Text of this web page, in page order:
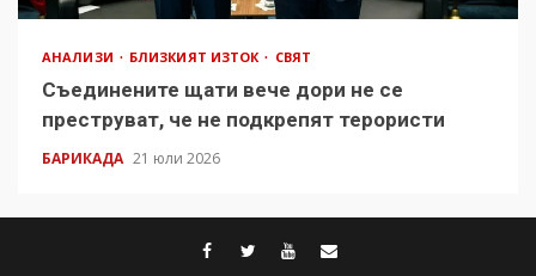
АНАЛИЗИ БЛИЗКИЯТ ИЗТОК СВЯТ
Съединените щати вече дори не се
преструват, че не подкрепят терористи
БАРИКАДА 21 юли 2026
facebook
twitter
youtube